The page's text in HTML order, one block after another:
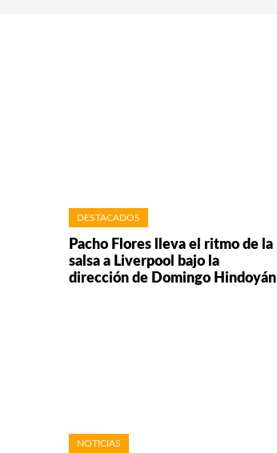
DESTACADOS
Pacho Flores lleva el ritmo de la
salsa a Liverpool bajo la
dirección de Domingo Hindoyán
NOTICIAS